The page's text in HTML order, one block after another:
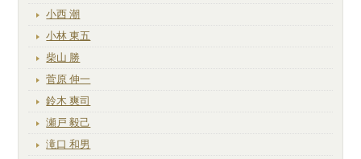
小西 潮
小林 東五
柴山 勝
菅原 伸一
鈴木 爽司
瀬戸 毅己
滝口 和男